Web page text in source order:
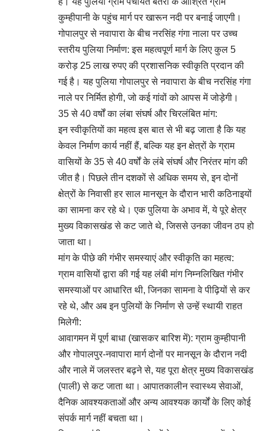
कुम्हीपानी के पहुंच मार्ग पर खारून नदी पर बनाई जाएगी।
गोपालपुर से नवापारा के बीच नरसिंह गंगा नाला पर उच्च
स्तरीय पुलिया निर्माण: इस महत्वपूर्ण मार्ग के लिए कुल 5
करोड़ 25 लाख रुपए की प्रशासनिक स्वीकृति प्रदान की
गई है। यह पुलिया गोपालपुर से नवापारा के बीच नरसिंह गंगा
नाले पर निर्मित होगी, जो कई गांवों को आपस में जोड़ेगी।
35 से 40 वर्षों का लंबा संघर्ष और चिरलंबित मांग:
इन स्वीकृतियों का महत्व इस बात से भी बढ़ जाता है कि यह
केवल निर्माण कार्य नहीं हैं, बल्कि यह इन क्षेत्रों के ग्राम
वासियों के 35 से 40 वर्षों के लंबे संघर्ष और निरंतर मांग की
जीत है। पिछले तीन दशकों से अधिक समय से, इन दोनों
क्षेत्रों के निवासी हर साल मानसून के दौरान भारी कठिनाइयों
का सामना कर रहे थे। एक पुलिया के अभाव में, ये पूरे क्षेत्र
मुख्य विकासखंड से कट जाते थे, जिससे उनका जीवन ठप हो
जाता था।
मांग के पीछे की गंभीर समस्याएं और स्वीकृति का महत्व:
ग्राम वासियों द्वारा की गई यह लंबी मांग निम्नलिखित गंभीर
समस्याओं पर आधारित थी, जिनका सामना वे पीढ़ियों से कर
रहे थे, और अब इन पुलियों के निर्माण से उन्हें स्थायी राहत
मिलेगी:
आवागमन में पूर्ण बाधा (खासकर बारिश में): ग्राम कुम्हीपानी
और गोपालपुर-नवापारा मार्ग दोनों पर मानसून के दौरान नदी
और नाले में जलस्तर बढ़ने से, यह पूरा क्षेत्र मुख्य विकासखंड
(पाली) से कट जाता था। आपातकालीन स्वास्थ्य सेवाओं,
दैनिक आवश्यकताओं और अन्य आवश्यक कार्यों के लिए कोई
संपर्क मार्ग नहीं बचता था।